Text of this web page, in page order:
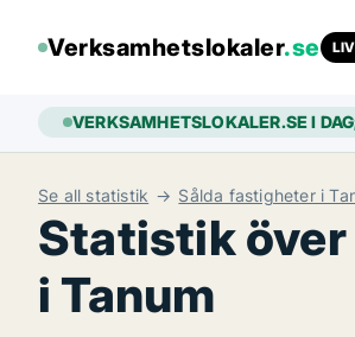
Verksamhetslokaler.se
VERKSAMHETSLOKALER.SE I
Se all statistik Sålda fastigheter i
Statistik
i Tanum